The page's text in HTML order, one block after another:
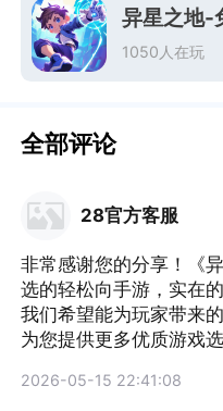
异星之地-
1050人在玩
全部评论
28官方客服
非常感谢您的分享！《
选的轻松向手游，实在
我们希望能为玩家带来
为您提供更多优质游戏
2026-05-15 22:41:08